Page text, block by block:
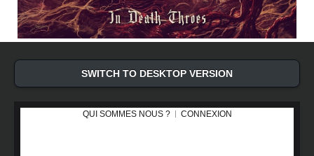
SWITCH TO DESKTOP VERSION
QUI SOMMES NOUS ? CONNEXION